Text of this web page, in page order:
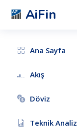
AiFin
Ana Sayfa
Akış
Döviz
Teknik Analiz